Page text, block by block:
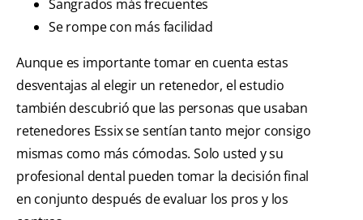
Sangrados más frecuentes
Se rompe con más facilidad
Aunque es importante tomar en cuenta estas
desventajas al elegir un retenedor, el estudio
también descubrió que las personas que usaban
retenedores Essix se sentían tanto mejor consigo
mismas como más cómodas. Solo usted y su
profesional dental pueden tomar la decisión final
en conjunto después de evaluar los pros y los